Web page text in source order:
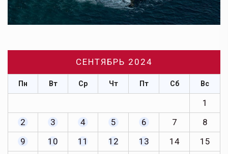
СЕНТЯБРЬ 2024
Пн Вт Ср Чт Пт Сб Вс
1
2
3 4 5 6 7
8
9
10 11 12 13 14
15